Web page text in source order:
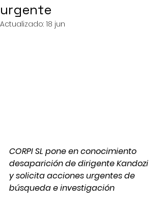
urgente
Actualizado: 18 jun
CORPI SL pone en conocimiento
desaparición de dirigente Kandozi
y solicita acciones urgentes de
búsqueda e investigación